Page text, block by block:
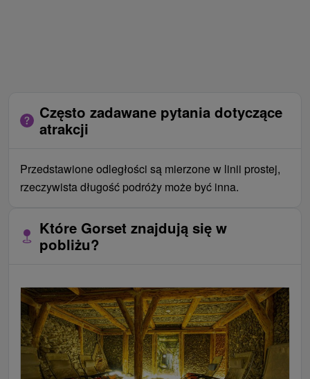
Często zadawane pytania dotyczące
atrakcji
Przedstawione odległości są mierzone w linii prostej,
rzeczywista długość podróży może być inna.
Które Gorset znajdują się w
pobliżu?